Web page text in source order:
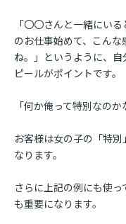
「〇〇さんと一緒にい
のお仕事始めて、こん
ね。」というように、
ピールがポイントです。
「何か俺って特別なの
お客様は女の子の「特
なります。
さらに上記の例にも使
も重要になります。